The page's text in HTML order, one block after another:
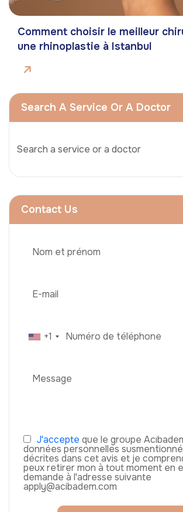
Comment choisir le meilleur
une rhinoplastie à Istanbul
Search A Service Or A Doctor
Contact Us
+1
J'accepte que le groupe
données personnelles
décrites dans cet avis et je
peux retirer mon à tout moment en
demande à l'adresse suivante
apply@acibadem.com